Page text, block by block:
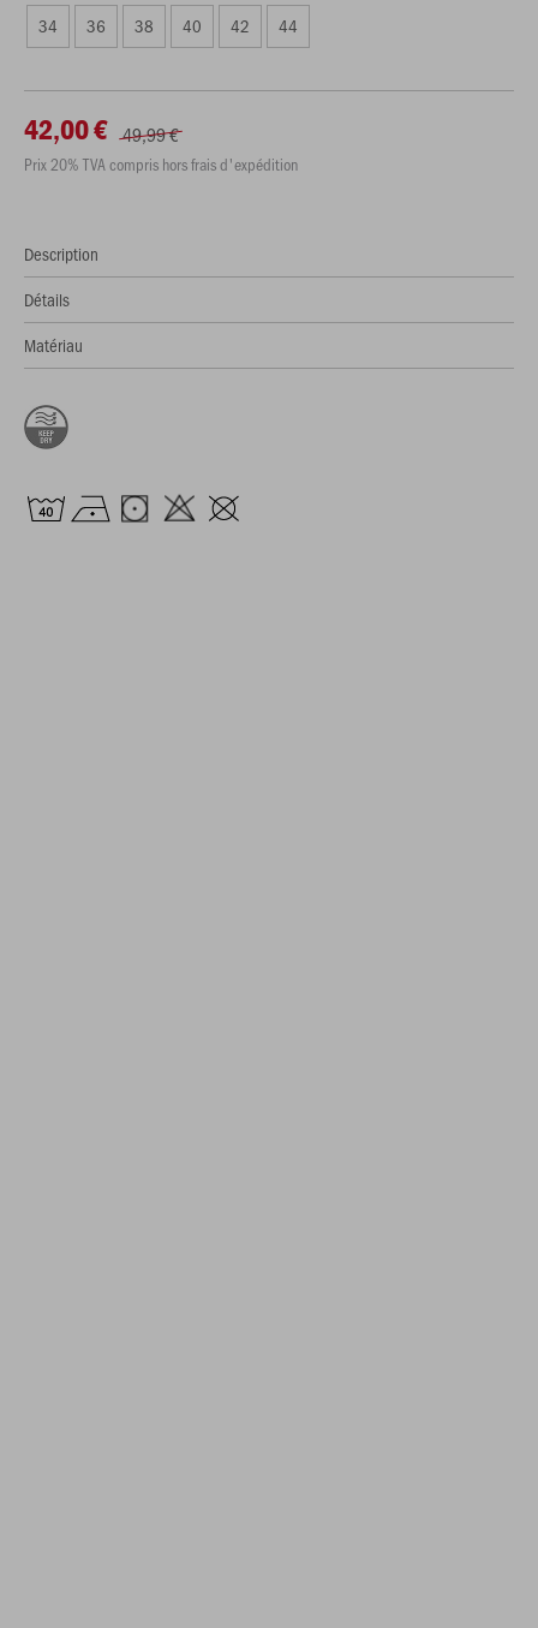
34 36 38 40 42 44
42,00 € 49,99 €
Prix 20% TVA compris hors frais d'expédition
Description
Détails
Matériau